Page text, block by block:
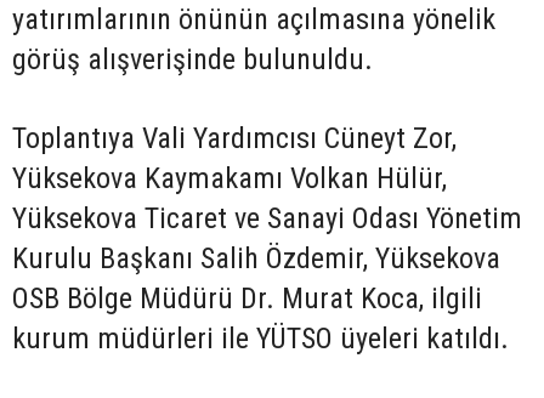
yatırımlarının önünün açılmasına yönelik
görüş alışverişinde bulunuldu.
Toplantıya Vali Yardımcısı Cüneyt Zor,
Yüksekova Kaymakamı Volkan Hülür,
Yüksekova Ticaret ve Sanayi Odası Yönetim
Kurulu Başkanı Salih Özdemir, Yüksekova
OSB Bölge Müdürü Dr. Murat Koca, ilgili
kurum müdürleri ile YÜTSO üyeleri katıldı.